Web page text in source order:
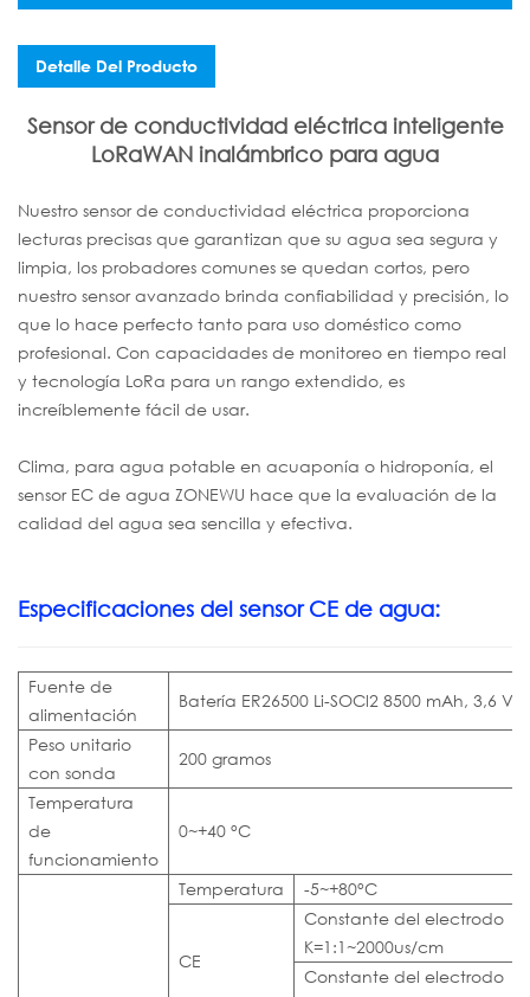
Detalle Del Producto
Sensor de conductividad eléctrica inteligente
LoRaWAN inalámbrico para agua
Nuestro sensor de conductividad eléctrica proporciona
lecturas precisas que garantizan que su agua sea segura y
limpia, los probadores comunes se quedan cortos, pero
nuestro sensor avanzado brinda confiabilidad y precisión, lo
que lo hace perfecto tanto para uso doméstico como
profesional. Con capacidades de monitoreo en tiempo real
y tecnología LoRa para un rango extendido, es
increíblemente fácil de usar.
Clima, para agua potable en acuaponía o hidroponía, el
sensor EC de agua ZONEWU hace que la evaluación de la
calidad del agua sea sencilla y efectiva.
Especificaciones del sensor CE de agua:
Fuente de
alimentación
Batería ER26500 Li-SOCl2 8500 mAh, 3,6 V
Peso unitario
con sonda
200 gramos
Temperatura
de
funcionamiento
0~+40 °C
Temperatura -5~+80°C
CE
Constante del electrodo
K=1:1~2000us/cm
Constante del electrodo